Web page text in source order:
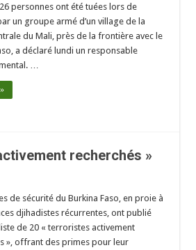
personnes ont été tuées lors de
un groupe armé d’un village de la
du Mali, près de la frontière avec le
a déclaré lundi un responsable
…
recherchés »
de sécurité du Burkina Faso, en proie à
djihadistes récurrentes, ont publié
de 20 « terroristes activement
», offrant des primes pour leur